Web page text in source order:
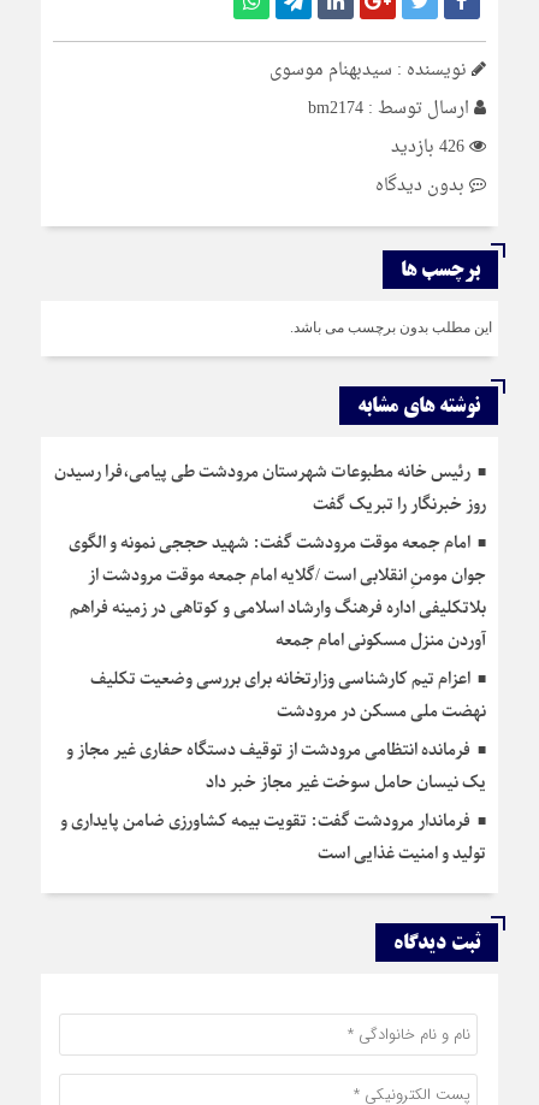
نویسنده : سیدبهنام موسوی
ارسال توسط :bm2174
بدون دیدگاه
برچسب ها
این مطلب بدون برچسب می باشد.
نوشته های مشابه
رئیس خانه مطبوعات شهرستان مرودشت طی پیامی،فرا رسیدن
روز خبرنگار را تبریک گفت
امام جمعه موقت مرودشت گفت: شهید حججی نمونه و الگوی
جوان مومنِ انقلابی است /گلایه امام جمعه موقت مرودشت از
بلاتکلیفی اداره فرهنگ وارشاد اسلامی و کوتاهی در زمینه فراهم
آوردن منزل مسکونی امام جمعه
اعزام تیم کارشناسی وزارتخانه برای بررسی وضعیت تکلیف
نهضت ملی مسکن در مرودشت
فرمانده انتظامی مرودشت از توقیف دستگاه حفاری غیر مجاز و
یک نیسان حامل سوخت غیر مجاز خبر داد
فرماندار مرودشت گفت: تقویت بیمه کشاورزی ضامن پایداری و
تولید و امنیت غذایی است
ثبت دیدگاه